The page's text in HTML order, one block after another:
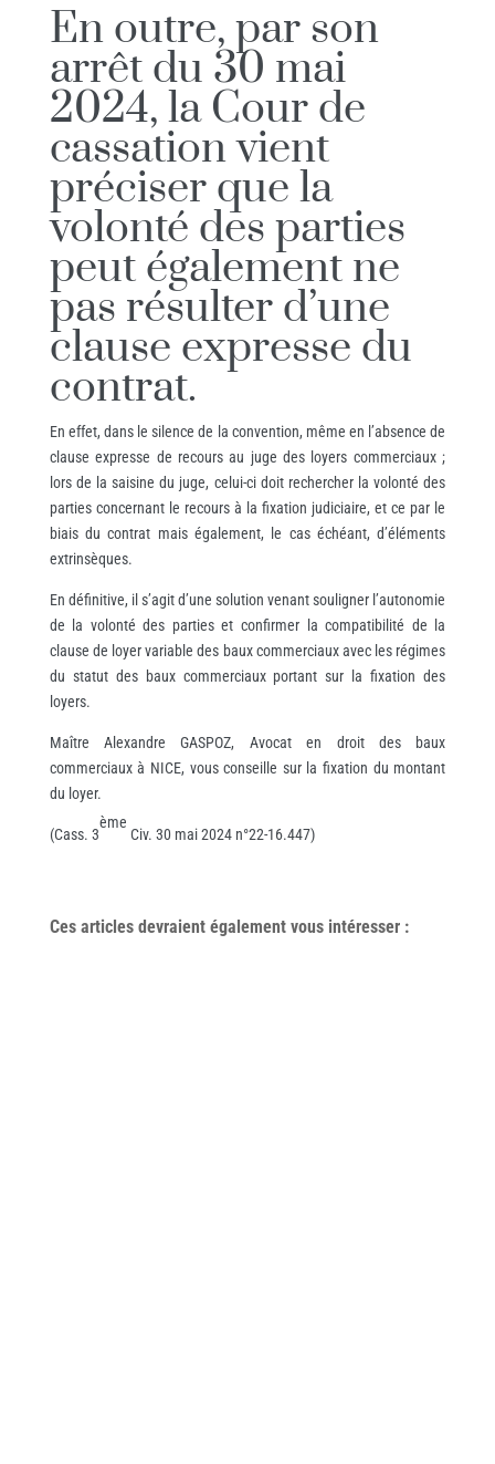
En outre, par son
arrêt du 30 mai
2024, la Cour de
cassation vient
préciser que la
volonté des parties
peut également ne
pas résulter d’une
clause expresse du
contrat.
En effet, dans le silence de la convention, même en l’absence de
clause expresse de recours au juge des loyers commerciaux ;
lors de la saisine du juge, celui-ci doit rechercher la volonté des
parties concernant le recours à la fixation judiciaire, et ce par le
biais du contrat mais également, le cas échéant, d’éléments
extrinsèques.
En définitive, il s’agit d’une solution venant souligner l’autonomie
de la volonté des parties et confirmer la compatibilité de la
clause de loyer variable des baux commerciaux avec les régimes
du statut des baux commerciaux portant sur la fixation des
loyers.
Maître Alexandre GASPOZ, Avocat en droit des baux
commerciaux à NICE, vous conseille sur la fixation du montant
du loyer.
(Cass. 3
ème
Civ. 30 mai 2024 n°22-16.447)
Ces articles devraient également vous intéresser: